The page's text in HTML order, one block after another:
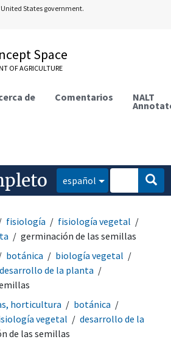
States government.
Space
OF AGRICULTURE
de Comentarios NALT
español
fisiología
fisiología vegetal
germinación de las semillas
botánica
biología vegetal
desarrollo de la planta
horticultura
botánica
vegetal
desarrollo de la
de las semillas